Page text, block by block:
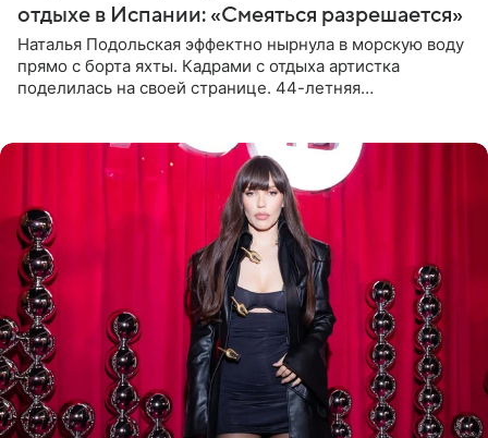
отдыхе в Испании: «Смеяться разрешается»
Наталья Подольская эффектно нырнула в морскую воду
прямо с борта яхты. Кадрами с отдыха артистка
поделилась на своей странице. 44-летняя